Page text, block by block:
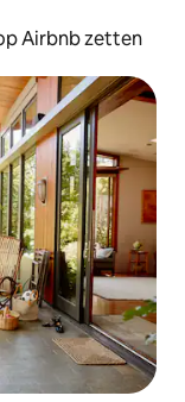
Airbnb zetten